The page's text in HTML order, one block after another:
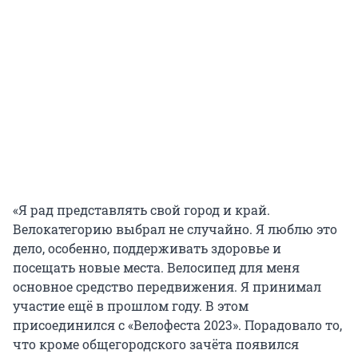
«Я рад представлять свой город и край.
Велокатегорию выбрал не случайно. Я люблю это
дело, особенно, поддерживать здоровье и
посещать новые места. Велосипед для меня
основное средство передвижения. Я принимал
участие ещё в прошлом году. В этом
присоединился с «Велофеста 2023». Порадовало то,
что кроме общегородского зачёта появился